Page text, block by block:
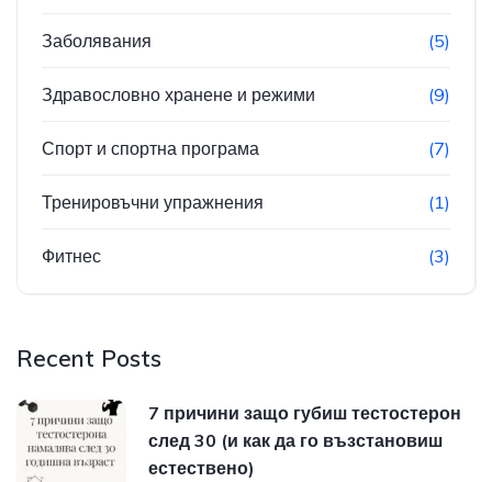
Заболявания (5)
Здравословно хранене и режими (9)
Спорт и спортна програма (7)
Тренировъчни упражнения (1)
Фитнес (3)
Recent Posts
7 причини защо губиш тестостерон
след 30 (и как да го възстановиш
естествено)